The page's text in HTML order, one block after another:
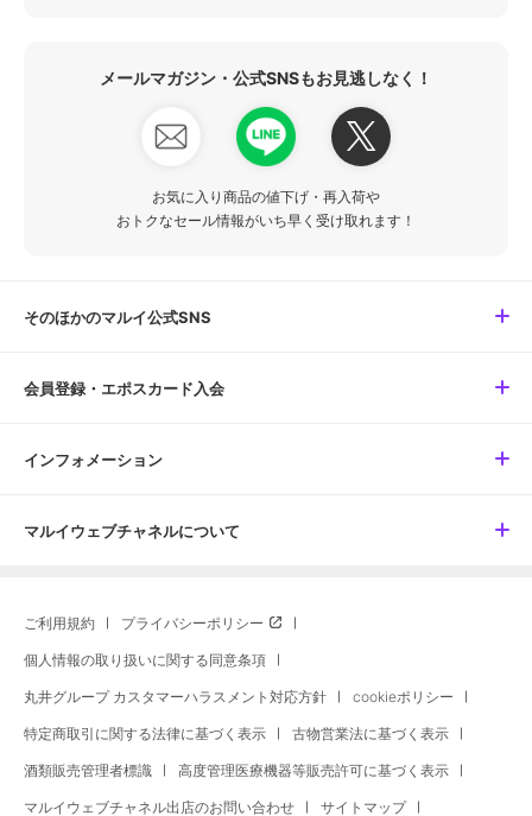
メールマガジン・公式SNSもお見逃しなく！
お気に入り商品の値下げ・再入荷や
おトクなセール情報がいち早く受け取れます！
そのほかのマルイ公式SNS
会員登録・エポスカード入会
インフォメーション
マルイウェブチャネルについて
ご利用規約 プライバシーポリシー
個人情報の取り扱いに関する同意条項
丸井グループ カスタマーハラスメント対応方針 cookieポリシー
特定商取引に関する法律に基づく表示 古物営業法に基づく表示
酒類販売管理者標識 高度管理医療機器等販売許可に基づく表示
マルイウェブチャネル出店のお問い合わせ サイトマップ